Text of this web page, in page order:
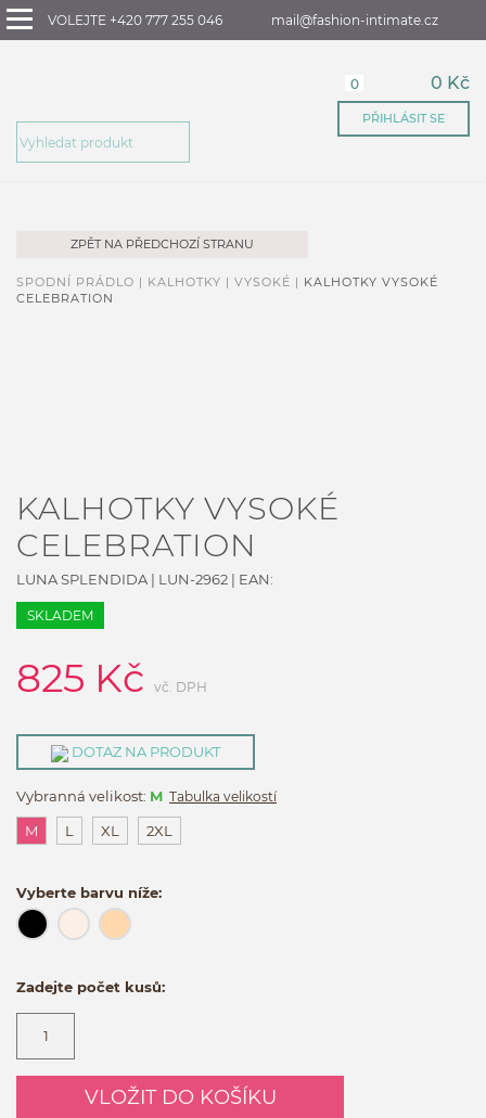
VOLEJTE +420 777 255 046 mail@fashion-intimate.cz
0 0 Kč
PŘIHLÁSIT SE
ZPĚT NA PŘEDCHOZÍ STRANU
SPODNÍ PRÁDLO | KALHOTKY | VYSOKÉ | KALHOTKY VYSOKÉ
CELEBRATION
KALHOTKY VYSOKÉ
CELEBRATION
LUNA SPLENDIDA | LUN-2962 | EAN:
SKLADEM
825 Kč vč. DPH
DOTAZ NA PRODUKT
Vybranná velikost: M Tabulka velikostí
M L XL 2XL
Vyberte barvu níže:
Zadejte počet kusů:
VLOŽIT DO KOŠÍKU